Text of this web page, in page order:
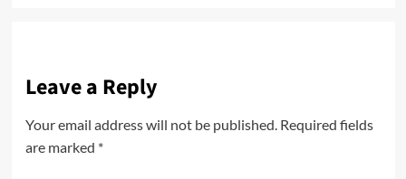
Leave a Reply
Your email address will not be published. Required fields
are marked *